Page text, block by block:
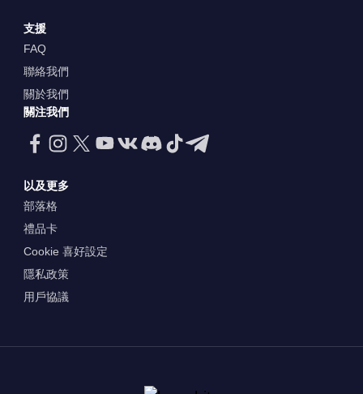
支援
FAQ
聯絡我們
關於我們
關注我們
以及更多
部落格
禮品卡
Cookie 喜好設定
隱私政策
用戶協議